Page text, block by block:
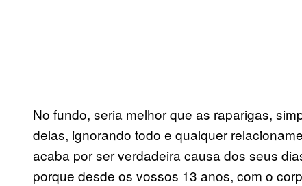
No fundo, seria melhor que as raparigas,
delas, ignorando todo e qualquer
acaba por ser verdadeira causa dos seus
porque desde os vossos 13 anos, com o